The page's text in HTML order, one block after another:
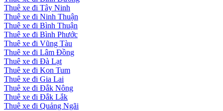
Thuê xe đi Tây Ninh
Thuê xe đi Ninh Thuận
Thuê xe đi Bình Thuận
Thuê xe đi Bình Phước
Thuê xe đi Vũng Tàu
Thuê xe đi Lâm Đồng
Thuê xe đi Đà Lạt
Thuê xe đi Kon Tum
Thuê xe đi Gia Lai
Thuê xe đi Đắk Nông
Thuê xe đi Đắk Lắk
Thuê xe đi Quảng Ngãi